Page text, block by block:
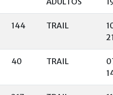
144 TRAIL
40 TRAIL